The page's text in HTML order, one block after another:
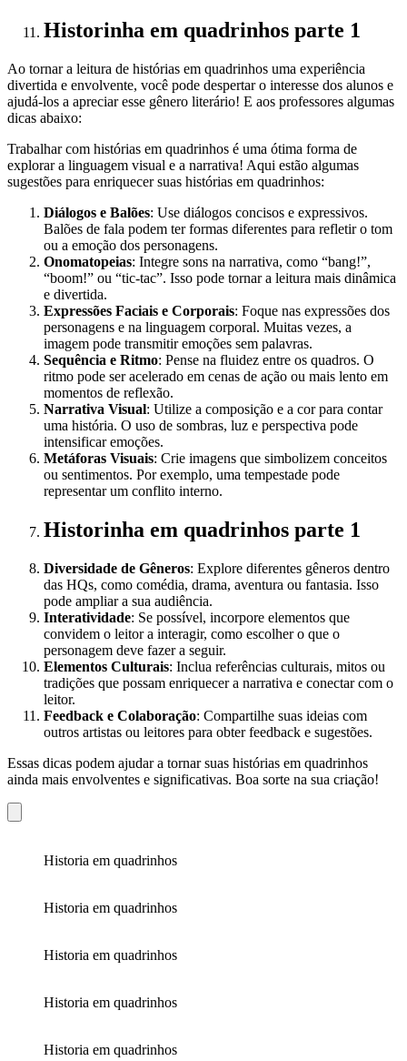
Historinha em quadrinhos parte 1
Ao tornar a leitura de histórias em quadrinhos uma experiência
divertida e envolvente, você pode despertar o interesse dos alunos e
ajudá-los a apreciar esse gênero literário! E aos professores algumas
dicas abaixo:
Trabalhar com histórias em quadrinhos é uma ótima forma de
explorar a linguagem visual e a narrativa! Aqui estão algumas
sugestões para enriquecer suas histórias em quadrinhos:
Diálogos e Balões: Use diálogos concisos e expressivos.
Balões de fala podem ter formas diferentes para refletir o tom
ou a emoção dos personagens.
Onomatopeias: Integre sons na narrativa, como “bang!”,
“boom!” ou “tic-tac”. Isso pode tornar a leitura mais dinâmica
e divertida.
Expressões Faciais e Corporais: Foque nas expressões dos
personagens e na linguagem corporal. Muitas vezes, a
imagem pode transmitir emoções sem palavras.
Sequência e Ritmo: Pense na fluidez entre os quadros. O
ritmo pode ser acelerado em cenas de ação ou mais lento em
momentos de reflexão.
Narrativa Visual: Utilize a composição e a cor para contar
uma história. O uso de sombras, luz e perspectiva pode
intensificar emoções.
Metáforas Visuais: Crie imagens que simbolizem conceitos
ou sentimentos. Por exemplo, uma tempestade pode
representar um conflito interno.
Historinha em quadrinhos parte 1
Diversidade de Gêneros: Explore diferentes gêneros dentro
das HQs, como comédia, drama, aventura ou fantasia. Isso
pode ampliar a sua audiência.
Interatividade: Se possível, incorpore elementos que
convidem o leitor a interagir, como escolher o que o
personagem deve fazer a seguir.
Elementos Culturais: Inclua referências culturais, mitos ou
tradições que possam enriquecer a narrativa e conectar com o
leitor.
Feedback e Colaboração: Compartilhe suas ideias com
outros artistas ou leitores para obter feedback e sugestões.
Essas dicas podem ajudar a tornar suas histórias em quadrinhos
ainda mais envolventes e significativas. Boa sorte na sua criação!
Historia em quadrinhos
Historia em quadrinhos
Historia em quadrinhos
Historia em quadrinhos
Historia em quadrinhos